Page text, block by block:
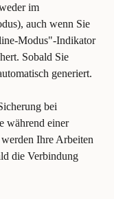
im
auch wenn Sie
Modus"-Indikator
Sobald Sie
generiert.
bei
während einer
Ihre Arbeiten
die Verbindung